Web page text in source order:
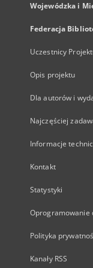
Wojewódzka i
Federacja
Uczestnicy
Opis projektu
Dla autorów i
Najczęściej
Informacje
Kontakt
Statystyki
Oprogramowanie
Polityka
Kanały RSS